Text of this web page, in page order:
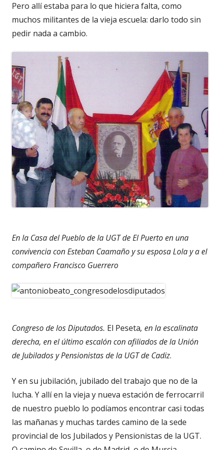
Pero allí estaba para lo que hiciera falta, como
muchos militantes de la vieja escuela: darlo todo sin
pedir nada a cambio.
En la Casa del Pueblo de la UGT de El Puerto en una
convivencia con Esteban Caamaño y su esposa Lola y a el
compañero Francisco Guerrero
Congreso de los Diputados. El Peseta, en la escalinata
derecha, en el último escalón con afiliados de la Unión
de Jubilados y Pensionistas de la UGT de Cadiz.
Y en su jubilación, jubilado del trabajo que no de la
lucha. Y allí en la vieja y nueva estación de ferrocarril
de nuestro pueblo lo podíamos encontrar casi todas
las mañanas y muchas tardes camino de la sede
provincial de los Jubilados y Pensionistas de la UGT.